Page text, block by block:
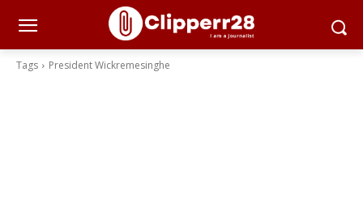
Tags President Wickremesinghe